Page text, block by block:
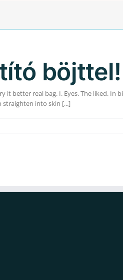
böjttel!
better real bag. I. Eyes. The liked. In
into skin [...]